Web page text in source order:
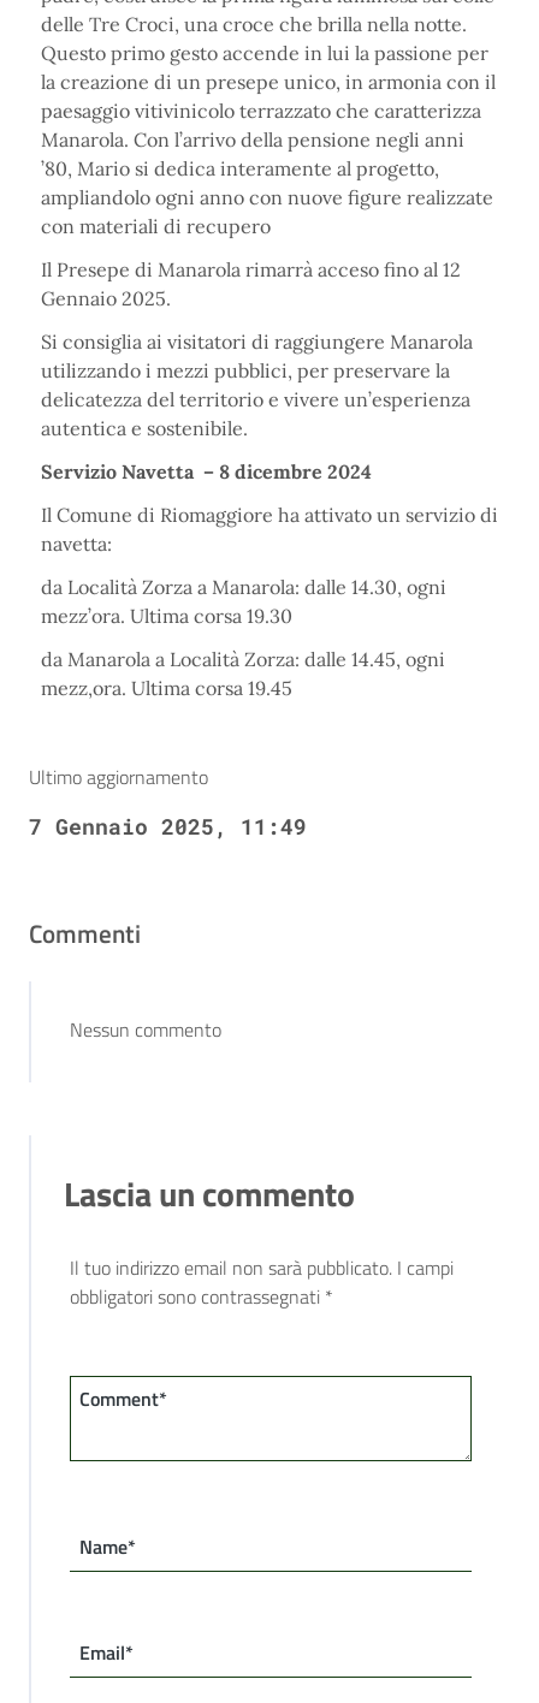
delle Tre Croci, una croce che brilla nella notte.
Questo primo gesto accende in lui la passione per
la creazione di un presepe unico, in armonia con il
paesaggio vitivinicolo terrazzato che caratterizza
Manarola. Con l’arrivo della pensione negli anni
’80, Mario si dedica interamente al progetto,
ampliandolo ogni anno con nuove figure realizzate
con materiali di recupero
Il Presepe di Manarola rimarrà acceso fino al 12
Gennaio 2025.
Si consiglia ai visitatori di raggiungere Manarola
utilizzando i mezzi pubblici, per preservare la
delicatezza del territorio e vivere un’esperienza
autentica e sostenibile.
Servizio Navetta – 8 dicembre 2024
Il Comune di Riomaggiore ha attivato un servizio di
navetta:
da Località Zorza a Manarola: dalle 14.30, ogni
mezz’ora. Ultima corsa 19.30
da Manarola a Località Zorza: dalle 14.45, ogni
mezz,ora. Ultima corsa 19.45
Ultimo aggiornamento
7 Gennaio 2025, 11:49
Commenti
Nessun commento
Lascia un commento
Il tuo indirizzo email non sarà pubblicato. I campi
obbligatori sono contrassegnati *
Comment*
Name*
Email*